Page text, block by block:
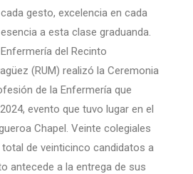
gesto, excelencia en cada
a esta clase graduanda.
del Recinto
(RUM) realizó la Ceremonia
de la Enfermería que
evento que tuvo lugar en el
Chapel. Veinte colegiales
de veinticinco candidatos a
antecede a la entrega de sus